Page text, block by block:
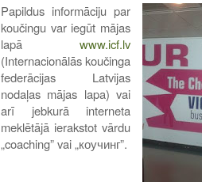
Papildus informāciju par
koučingu var iegūt mājas
lapāwww.icf.lv
(Internacionālās koučinga
federācijas Latvijas
nodaļas mājas lapa) vai
arī jebkurā interneta
meklētājā ierakstot vārdu
„coaching” vai „коучинг”.